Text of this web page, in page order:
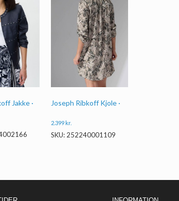
Jakke · Joseph Ribkoff Kjole ·
2.399 kr.
SKU: 252240001109